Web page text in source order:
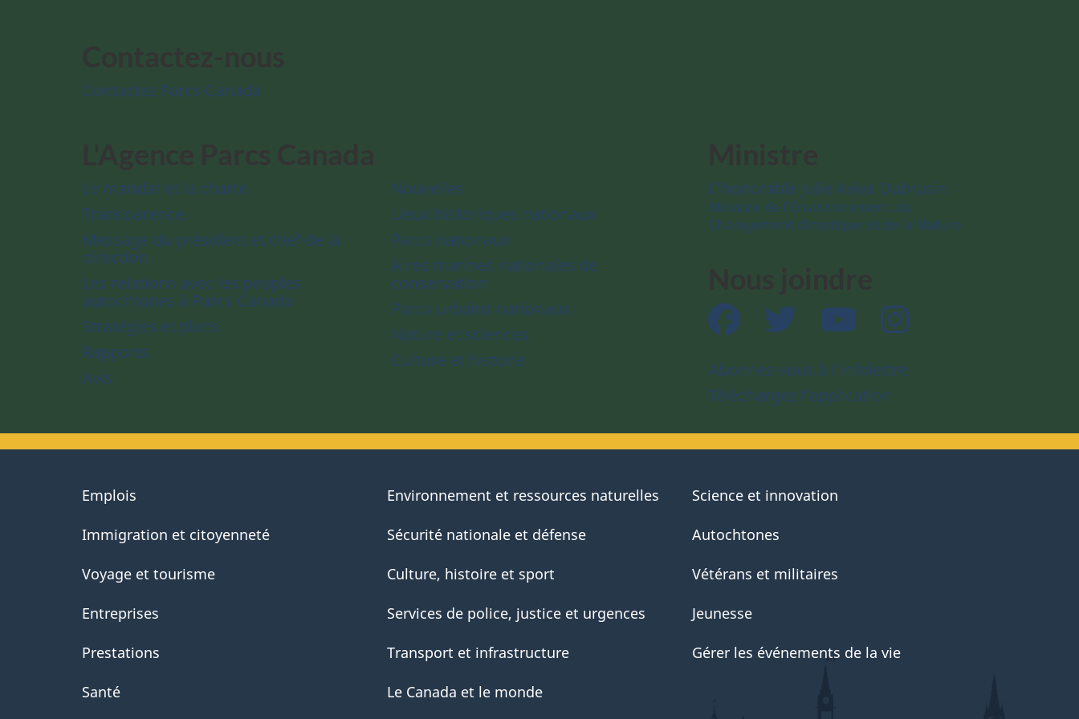
Contactez Parcs Canada
Le mandat et la charte
Transparence
Message du président et chef de la
direction
Les relations avec les peuples
autochtones à Parcs Canada
Stratégies et plans
Rapports
Avis
Nouvelles
Lieux historiques nationaux
Parcs nationaux
Aires marines nationales de
conservation
Parcs urbains nationaux
Nature et sciences
Culture et histoire
L’honorable Julie Aviva Dabrusin
Ministre de l’Environnement, du
Changement climatique et de la Nature
Facebook Twitter YouTube
Abonnez-vous à l’infolettre
Téléchargez l’application
About
Emplois
Immigration et citoyenneté
Voyage et tourisme
Entreprises
Prestations
Santé
Environnement et ressources naturelles
Sécurité nationale et défense
Culture, histoire et sport
Services de police, justice et urgences
Transport et infrastructure
Le Canada et le monde
Science et innovation
Autochtones
Vétérans et militaires
Jeunesse
Gérer les événements de la vie